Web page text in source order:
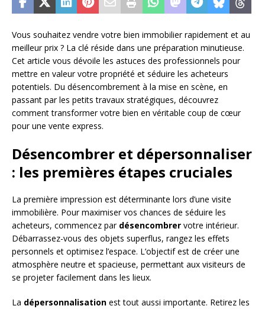
Vous souhaitez vendre votre bien immobilier rapidement et au
meilleur prix ? La clé réside dans une préparation minutieuse.
Cet article vous dévoile les astuces des professionnels pour
mettre en valeur votre propriété et séduire les acheteurs
potentiels. Du désencombrement à la mise en scène, en
passant par les petits travaux stratégiques, découvrez
comment transformer votre bien en véritable coup de cœur
pour une vente express.
Désencombrer et dépersonnaliser
: les premières étapes cruciales
La première impression est déterminante lors d’une visite
immobilière. Pour maximiser vos chances de séduire les
acheteurs, commencez par désencombrer votre intérieur.
Débarrassez-vous des objets superflus, rangez les effets
personnels et optimisez l’espace. L’objectif est de créer une
atmosphère neutre et spacieuse, permettant aux visiteurs de
se projeter facilement dans les lieux.
La dépersonnalisation est tout aussi importante. Retirez les